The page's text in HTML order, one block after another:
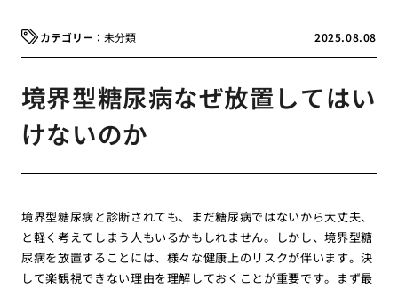
2025.08.08
未分類
境界型糖尿病なぜ放置してはい
けないのか
境界型糖尿病と診断されても、まだ糖尿病ではないから大丈夫、
と軽く考えてしまう人もいるかもしれません。しかし、境界型糖
尿病を放置することには、様々な健康上のリスクが伴います。決
して楽観視できない理由を理解しておくことが重要です。まず最